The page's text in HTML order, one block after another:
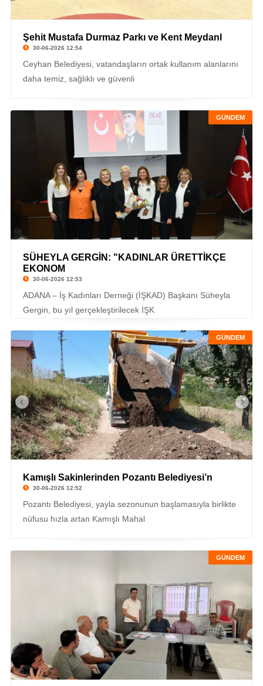
Şehit Mustafa Durmaz Parkı ve Kent Meydanl
30-06-2026 12:54
Ceyhan Belediyesi, vatandaşların ortak kullanım alanlarını
daha temiz, sağlıklı ve güvenli
GÜNDEM
SÜHEYLA GERGİN: "KADINLAR ÜRETTİKÇE
EKONOM
30-06-2026 12:53
ADANA – İş Kadınları Derneği (İŞKAD) Başkanı Süheyla
Gergin, bu yıl gerçekleştirilecek İŞK
GÜNDEM
Kamışlı Sakinlerinden Pozantı Belediyesi’n
30-06-2026 12:52
Pozantı Belediyesi, yayla sezonunun başlamasıyla birlikte
nüfusu hızla artan Kamışlı Mahal
GÜNDEM